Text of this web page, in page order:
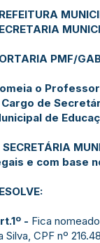
PMF/
o
Cargo de
de
e com base
- Fica
Silva, CPF nº